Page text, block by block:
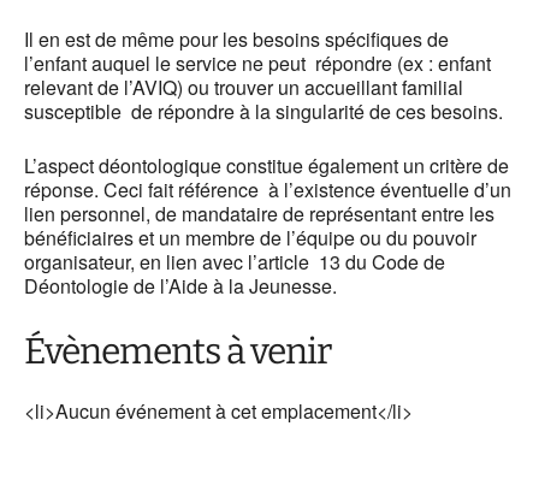
Il en est de même pour les besoins spécifiques de
l’enfant auquel le service ne peut répondre (ex : enfant
relevant de l’AVIQ) ou trouver un accueillant familial
susceptible de répondre à la singularité de ces besoins.
L’aspect déontologique constitue également un critère de
réponse. Ceci fait référence à l’existence éventuelle d’un
lien personnel, de mandataire de représentant entre les
bénéficiaires et un membre de l’équipe ou du pouvoir
organisateur, en lien avec l’article 13 du Code de
Déontologie de l’Aide à la Jeunesse.
Évènements à venir
<li>Aucun événement à cet emplacement</li>